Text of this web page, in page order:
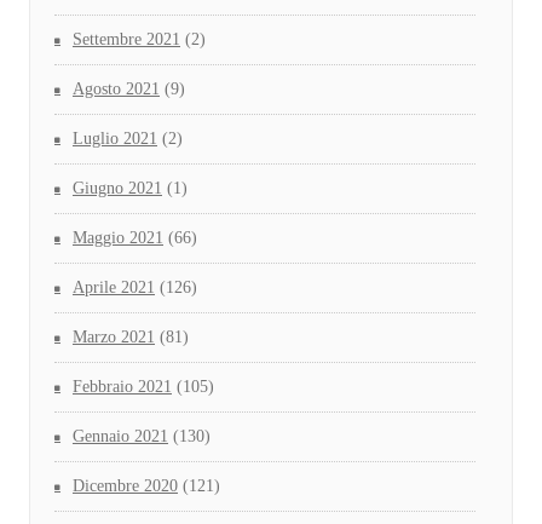
Settembre 2021 (2)
Agosto 2021 (9)
Luglio 2021 (2)
Giugno 2021 (1)
Maggio 2021 (66)
Aprile 2021 (126)
Marzo 2021 (81)
Febbraio 2021 (105)
Gennaio 2021 (130)
Dicembre 2020 (121)